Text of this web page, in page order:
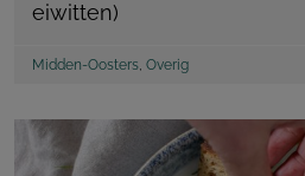
eiwitten)
Midden-Oosters Overig